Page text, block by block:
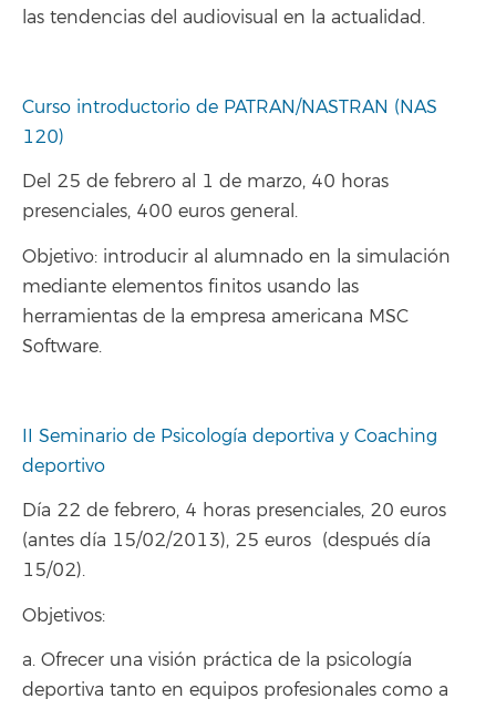
las tendencias del audiovisual en la actualidad.
Curso introductorio de PATRAN/NASTRAN (NAS
120)
Del 25 de febrero al 1 de marzo, 40 horas
presenciales, 400 euros general.
Objetivo: introducir al alumnado en la simulación
mediante elementos finitos usando las
herramientas de la empresa americana MSC
Software.
II Seminario de Psicología deportiva y Coaching
deportivo
Día 22 de febrero, 4 horas presenciales, 20 euros
(antes día 15/02/2013), 25 euros (después día
15/02).
Objetivos:
a. Ofrecer una visión práctica de la psicología
deportiva tanto en equipos profesionales como a